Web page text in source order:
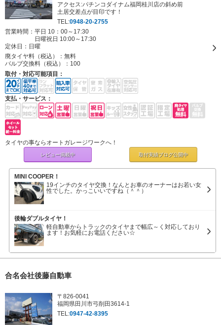
アクセス:パチンコダイナム福岡桂川店の斜め前
土居交差点が目印です！
TEL:0948-20-2755
営業時間：平日 10：00～17:30
日曜祝日 10:00～17:30
定休日： 日曜
廃タイヤ料（税込）： 無料
バルブ交換料（税込）： 100
取付・対応可能項目：
支払・サービス：
タイヤの事ならオートガレージワークへ！
レビュー掲載中 取付実績ブログ公開中
MINI COOPER！
19インチのタイヤ交換！なんとお車のオーナーはお若い女
性でした。かっこいいですね（＾＾）
後輪ダブルタイヤ！
軽自動車からトラックのタイヤまで幅広～く対応しており
ます！お気軽にお電話ください☆
合名会社後藤自動車
〒826-0041
福岡県田川市弓削田3614-1
TEL:0947-42-8395